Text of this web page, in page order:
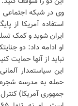
وی در شبکه
استفاده آمریکا از
ایران شوید و کمک
او ادامه داد: دو
نباید از آنها
این سیاستمدار
حمله به مدرسه شجره
جمهوری آمریکا)